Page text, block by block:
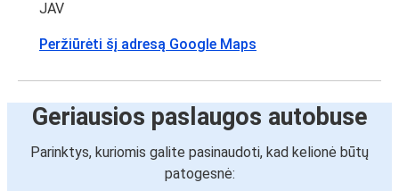
JAV
Peržiūrėti šį adresą Google Maps
Geriausios paslaugos autobuse
Parinktys, kuriomis galite pasinaudoti, kad kelionė būtų
patogesnė: